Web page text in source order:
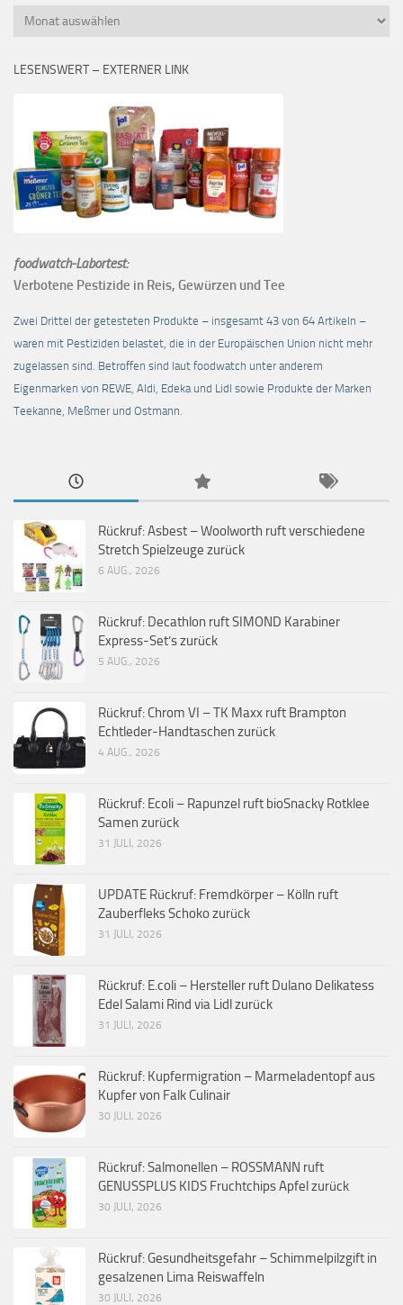
Monatsübersicht
LESENSWERT – EXTERNER LINK
foodwatch-Labortest:
Verbotene Pestizide in Reis, Gewürzen und Tee
Zwei Drittel der getesteten Produkte – insgesamt 43 von 64 Artikeln –
waren mit Pestiziden belastet, die in der Europäischen Union nicht mehr
zugelassen sind. Betroffen sind laut foodwatch unter anderem
Eigenmarken von REWE, Aldi, Edeka und Lidl sowie Produkte der Marken
Teekanne, Meßmer und Ostmann.
Rückruf: Asbest – Woolworth ruft verschiedene
Stretch Spielzeuge zurück
6 AUG., 2026
Rückruf: Decathlon ruft SIMOND Karabiner
Express-Set’s zurück
5 AUG., 2026
Rückruf: Chrom VI – TK Maxx ruft Brampton
Echtleder-Handtaschen zurück
4 AUG., 2026
Rückruf: Ecoli – Rapunzel ruft bioSnacky Rotklee
Samen zurück
31 JULI, 2026
UPDATE Rückruf: Fremdkörper – Kölln ruft
Zauberfleks Schoko zurück
31 JULI, 2026
Rückruf: E.coli – Hersteller ruft Dulano Delikatess
Edel Salami Rind via Lidl zurück
31 JULI, 2026
Rückruf: Kupfermigration – Marmeladentopf aus
Kupfer von Falk Culinair
30 JULI, 2026
Rückruf: Salmonellen – ROSSMANN ruft
GENUSSPLUS KIDS Fruchtchips Apfel zurück
30 JULI, 2026
Rückruf: Gesundheitsgefahr – Schimmelpilzgift in
gesalzenen Lima Reiswaffeln
30 JULI, 2026